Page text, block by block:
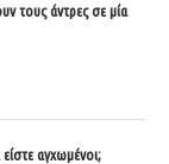
τους άντρες σε μία
αγχωμένοι;